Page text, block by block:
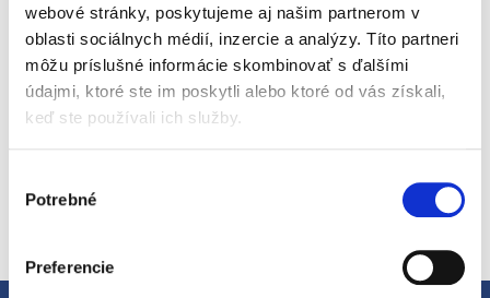
webové stránky, poskytujeme aj našim partnerom v
oblasti sociálnych médií, inzercie a analýzy. Títo partneri
môžu príslušné informácie skombinovať s ďalšími
údajmi, ktoré ste im poskytli alebo ktoré od vás získali,
keď ste používali ich služby.
súhlasu
Potrebné
Preferencie
EAN:
8595081303949
LOW CARB tyčinka s príchuťou čokolády, bez pridaného
cukru, bez gluténu, bez konzervantov s vysokým obsahom
vlákniny.
Zloženie:kokos, rozpustná vláknina 36%, kokosová múka,
sójový proteín, glycerol, prírodná čokoládová aróma 2 %,
Energia 1677 kJ / 407 kcal, Tuky 28
cukry 8,9 g), Vláknina 37 g, Bielkoviny 9,3 g, Soľ 0,04. g
Bez gluténu, bez konzervačných látok, bez pridaného cukru.
Detailné informácie
OPÝTAŤ SA